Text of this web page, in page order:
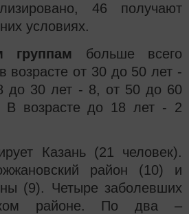
46 получают
условиях.
группам больше всего
возрасте от 30 до 50 лет -
до 30 лет - 8, от 50 до 60
В возрасте до 18 лет - 2
Казань (21 человек).
район (10) и
(9). Четыре заболевших
районе. По два –